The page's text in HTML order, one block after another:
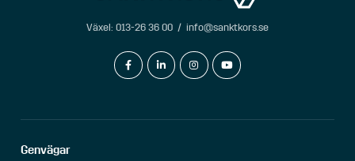
Växel: 013-26 36 00 / info@sanktkors.se
facebook-flinkedin-ininstagramyoutube
Genvägar